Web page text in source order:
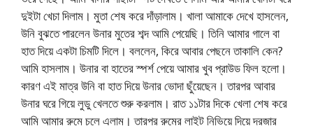
দুইটা খেচা দিলাম। মুতা শেষ করে দাঁড়ালাম। খালা আমাকে দেখে হাসলেন,
উনি বুঝতে পারলেন উনার মুতের শব্দ আমি পেয়েছি। তিনি আমার গালে বা
হাত দিয়ে একটা চিমটি দিলে। বললেন, কিরে আবার পেছনে তাকালি কেন?
আমি হাসলাম। উনার বা হাতের স্পর্শ পেয়ে আমার খুব প্রাউড ফিল হলো।
কারণ এই মাত্র উনি বা হাত দিয়ে উনার ভোদা ছুঁয়েছেন। তারপর আবার
উনার ঘরে গিয়ে লুডু খেলতে শুরু করলাম। রাত ১১টার দিকে খেলা শেষ করে
আমি আমার রুমে চলে এলাম। তারপর রুমের লাইট নিভিয়ে দিয়ে দরজার